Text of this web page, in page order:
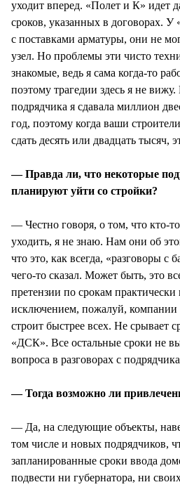
уходит вперед. «Полет и К» идет
сроков, указанных в договорах.
с поставками арматуры, они не
узел. Но проблемы эти чисто
знакомые, ведь я сама когда-то
поэтому трагедии здесь я не вижу.
подрядчика я сдавала миллион
год, поэтому когда ваши
сдать десять или двадцать тысяч,
— Правда ли, что некоторые
планируют уйти со стройки?
— Честно говоря, о том, что кто-
уходить, я не знаю. Нам они об
что это, как всегда, «разговоры с
чего-то сказал. Может быть, это
претензии по срокам
исключением, пожалуй, компании
строит быстрее всех. Не
«ДСК». Все остальные сроки не
вопроса в разговорах с
— Тогда возможно ли
— Да, на следующие объекты,
том числе и новых подрядчиков,
запланированные сроки ввода
подвести ни губернатора, ни